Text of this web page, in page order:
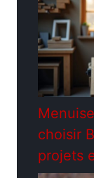
choisir
projets